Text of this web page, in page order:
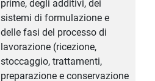
prime, degli additivi, dei
sistemi di formulazione e
delle fasi del processo di
lavorazione (ricezione,
stoccaggio, trattamenti,
preparazione e conservazione